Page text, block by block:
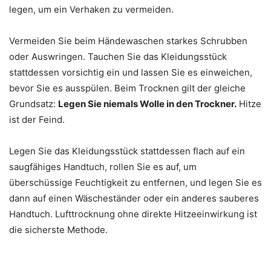
legen, um ein Verhaken zu vermeiden.
Vermeiden Sie beim Händewaschen starkes Schrubben
oder Auswringen. Tauchen Sie das Kleidungsstück
stattdessen vorsichtig ein und lassen Sie es einweichen,
bevor Sie es ausspülen. Beim Trocknen gilt der gleiche
Grundsatz: Legen Sie niemals Wolle in den Trockner. Hitze
ist der Feind.
Legen Sie das Kleidungsstück stattdessen flach auf ein
saugfähiges Handtuch, rollen Sie es auf, um
überschüssige Feuchtigkeit zu entfernen, und legen Sie es
dann auf einen Wäscheständer oder ein anderes sauberes
Handtuch. Lufttrocknung ohne direkte Hitzeeinwirkung ist
die sicherste Methode.